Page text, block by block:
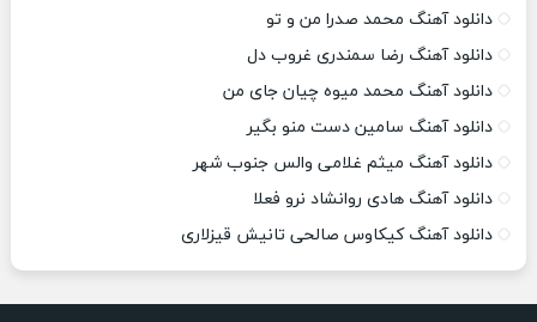
دانلود آهنگ محمد صدرا من و تو
دانلود آهنگ رضا سمندری غروب دل
دانلود آهنگ محمد میوه چیان جای من
دانلود آهنگ سامین دست منو بگیر
دانلود آهنگ میثم غلامی والس جنوب شهر
دانلود آهنگ هادی روانشاد نرو فعلا
دانلود آهنگ کیکاوس صالحی تانیش قیزلاری